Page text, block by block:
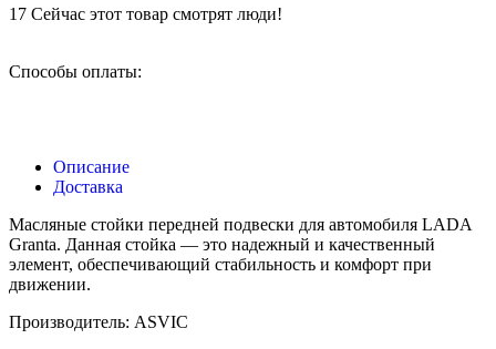
17 Сейчас этот товар смотрят люди!
Способы оплаты:
Описание
Доставка
Масляные стойки передней подвески для автомобиля LADA
Granta. Данная стойка — это надежный и качественный
элемент, обеспечивающий стабильность и комфорт при
движении.
Производитель: ASVIC